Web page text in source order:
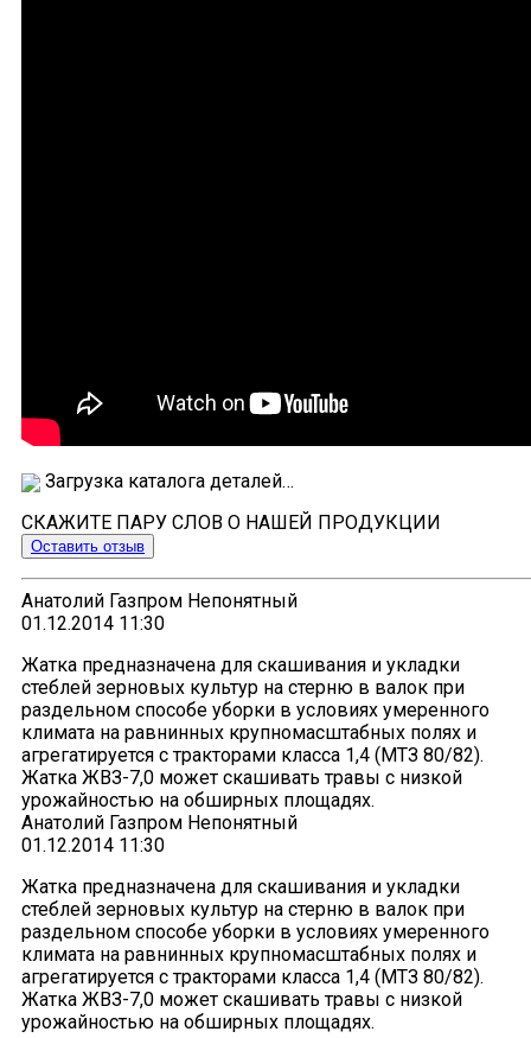
Загрузка каталога деталей…
СКАЖИТЕ ПАРУ СЛОВ О НАШЕЙ ПРОДУКЦИИ
Оставить отзыв
Анатолий Газпром Непонятный
01.12.2014 11:30
Жатка предназначена для скашивания и укладки
стеблей зерновых культур на стерню в валок при
раздельном способе уборки в условиях умеренного
климата на равнинных крупномасштабных полях и
агрегатируется с тракторами класса 1,4 (МТЗ 80/82).
Жатка ЖВЗ-7,0 может скашивать травы с низкой
урожайностью на обширных площадях.
Анатолий Газпром Непонятный
01.12.2014 11:30
Жатка предназначена для скашивания и укладки
стеблей зерновых культур на стерню в валок при
раздельном способе уборки в условиях умеренного
климата на равнинных крупномасштабных полях и
агрегатируется с тракторами класса 1,4 (МТЗ 80/82).
Жатка ЖВЗ-7,0 может скашивать травы с низкой
урожайностью на обширных площадях.